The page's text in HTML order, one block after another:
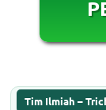
Tim Ilmiah –